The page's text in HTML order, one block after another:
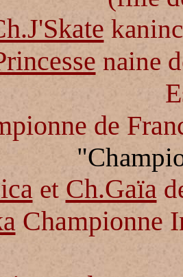
naine
de
"
et Ch.Gaïa
Championne